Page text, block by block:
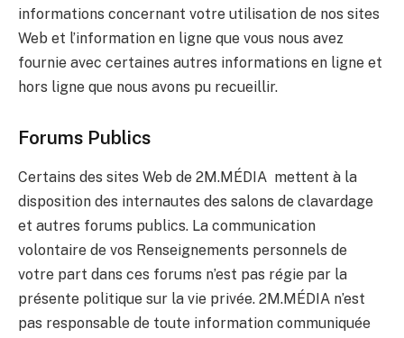
informations concernant votre utilisation de nos sites
Web et l’information en ligne que vous nous avez
fournie avec certaines autres informations en ligne et
hors ligne que nous avons pu recueillir.
Forums Publics
Certains des sites Web de 2M.MÉDIA mettent à la
disposition des internautes des salons de clavardage
et autres forums publics. La communication
volontaire de vos Renseignements personnels de
votre part dans ces forums n’est pas régie par la
présente politique sur la vie privée. 2M.MÉDIA n’est
pas responsable de toute information communiquée